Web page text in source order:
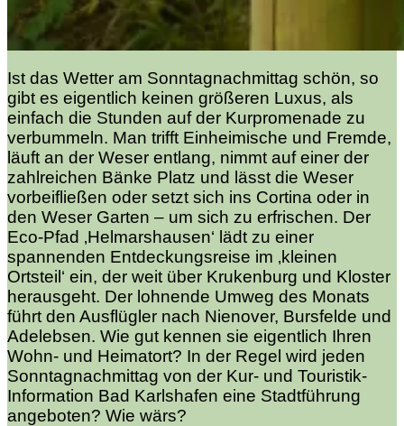
Ist das Wetter am Sonntagnachmittag schön, so
gibt es eigentlich keinen größeren Luxus, als
einfach die Stunden auf der Kurpromenade zu
verbummeln. Man trifft Einheimische und Fremde,
läuft an der Weser entlang, nimmt auf einer der
zahlreichen Bänke Platz und lässt die Weser
vorbeifließen oder setzt sich ins Cortina oder in
den Weser Garten – um sich zu erfrischen. Der
Eco-Pfad ‚Helmarshausen‘ lädt zu einer
spannenden Entdeckungsreise im ‚kleinen
Ortsteil‘ ein, der weit über Krukenburg und Kloster
herausgeht. Der lohnende Umweg des Monats
führt den Ausflügler nach Nienover, Bursfelde und
Adelebsen. Wie gut kennen sie eigentlich Ihren
Wohn- und Heimatort? In der Regel wird jeden
Sonntagnachmittag von der Kur- und Touristik-
Information Bad Karlshafen eine Stadtführung
angeboten? Wie wärs?